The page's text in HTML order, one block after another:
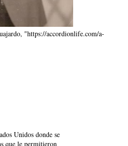
"https://accordionlife.com/a-
Unidos donde se
que le permitieron